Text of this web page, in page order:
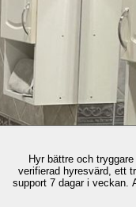
Hyr bättre och
verifierad hyresvärd, ett
support 7 dagar i veckan.